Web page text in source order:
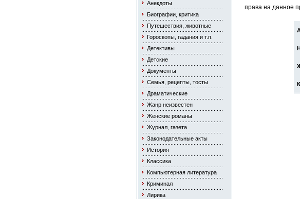
Анекдоты
Биографии, критика
Путешествия, животные
Гороскопы, гадания и т.п.
Детективы
Детские
Документы
Семья, рецепты, тосты
Драматические
Жанр неизвестен
Женские романы
Журнал, газета
Законодательные акты
История
Классика
Компьютерная литература
Криминал
Лирика
права на данное